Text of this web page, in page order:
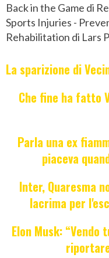
Back in the Game di
Sports Injuries -
Rehabilitation di Lars
La sparizione di
Che fine ha fatto
Parla una ex
piaceva
Inter, Quaresma
lacrima per
Elon Musk: